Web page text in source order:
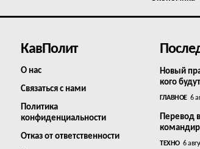
КавПолит
О нас
Связаться с нами
Политика
конфиденциальности
Отказ от ответственности
Новый
кого
ГЛАВНОЕ 6
Перевод
ТЕХНО 6